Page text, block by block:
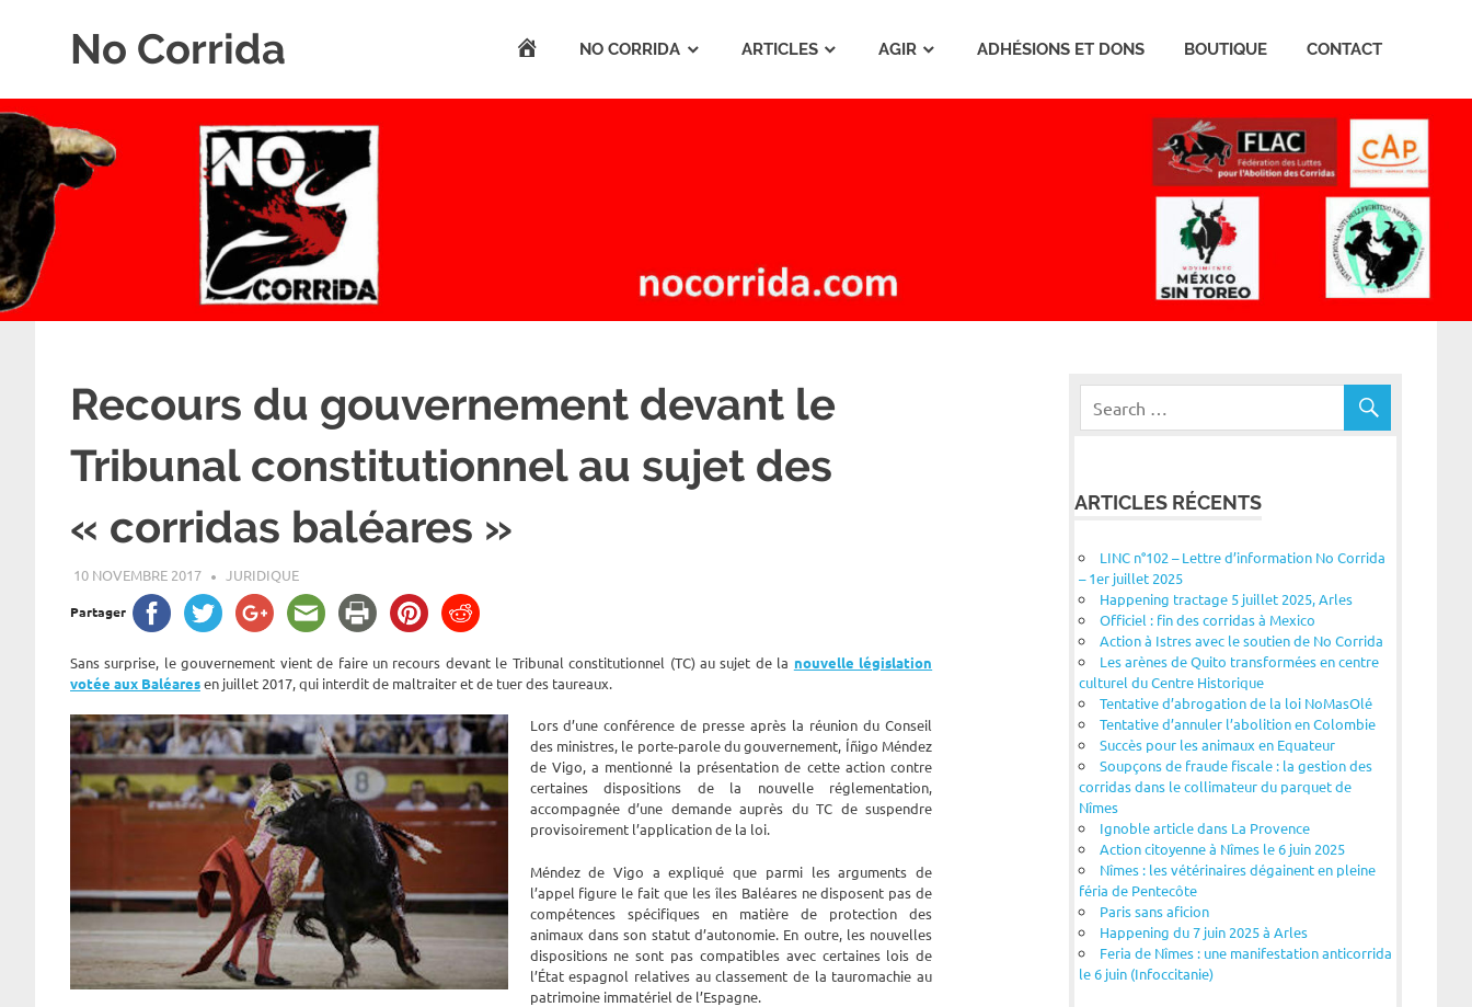
No Corrida
la
corrida
ACCUEILNO CORRIDA ARTICLES AGIR ADHÉSIONS ET DONS BOUTIQUE CONTACT
Recours du gouvernement devant le
Tribunal constitutionnel au sujet des
« corridas baléares »
10 NOVEMBRE 2017 ROGER LAHANA
JURIDIQUE
Partager
Sans surprise, le gouvernement vient de faire un recours devant le Tribunal constitutionnel (TC) au sujet de la nouvelle législation
votée aux Baléaresen juillet 2017, qui interdit de maltraiter et de tuer des taureaux.
Lors d’une conférence de presse après la réunion du Conseil
des ministres, le porte-parole du gouvernement, Íñigo Méndez
de Vigo, a mentionné la présentation de cette action contre
certaines dispositions de la nouvelle réglementation,
accompagnée d’une demande auprès du TC de suspendre
provisoirement l’application de la loi.
Méndez de Vigo a expliqué que parmi les arguments de
l’appel figure le fait que les îles Baléares ne disposent pas de
compétences spécifiques en matière de protection des
animaux dans son statut d’autonomie. En outre, les nouvelles
dispositions ne sont pas compatibles avec certaines lois de
l’État espagnol relatives au classement de la tauromachie au
patrimoine immatériel de l’Espagne.
ARTICLES RÉCENTS
LINC n°102 – Lettre d’information No Corrida
– 1er juillet 2025
Happening tractage 5 juillet 2025, Arles
Officiel : fin des corridas à Mexico
Action à Istres avec le soutien de No Corrida
Les arènes de Quito transformées en centre
culturel du Centre Historique
Tentative d’abrogation de la loi NoMasOlé
Tentative d’annuler l’abolition en Colombie
Succès pour les animaux en Equateur
Soupçons de fraude fiscale : la gestion des
corridas dans le collimateur du parquet de
Nîmes
Ignoble article dans La Provence
Action citoyenne à Nîmes le 6 juin 2025
Nîmes : les vétérinaires dégainent en pleine
féria de Pentecôte
Paris sans aficion
Happening du 7 juin 2025 à Arles
Feria de Nîmes : une manifestation anticorrida
le 6 juin (Infoccitanie)